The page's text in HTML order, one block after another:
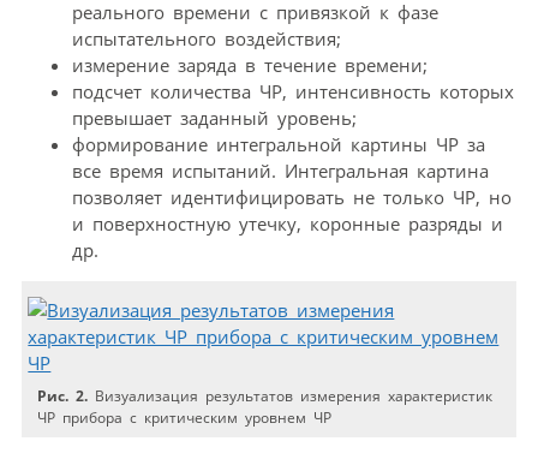
реального времени с привязкой к фазе
испытательного воздействия;
измерение заряда в течение времени;
подсчет количества ЧР, интенсивность которых
превышает заданный уровень;
формирование интегральной картины ЧР за
все время испытаний. Интегральная картина
позволяет идентифицировать не только ЧР, но
и поверхностную утечку, коронные разряды и
др.
Рис. 2. Визуализация результатов измерения характеристик
ЧР прибора с критическим уровнем ЧР